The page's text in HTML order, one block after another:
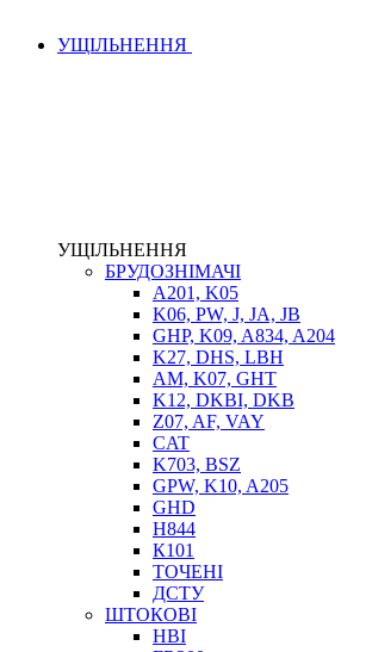
НАСОСИ-ДОЗАТОРИ
ЛЕБІДКИ
ВТУЛКИ
УЩІЛЬНЕННЯ
УЩІЛЬНЕННЯ
БРУДОЗНІМАЧІ
A201, K05
K06, PW, J, JA, JB
GHP, K09, A834, A204
K27, DHS, LBH
AM, K07, GHT
K12, DKBI, DKB
Z07, AF, VAY
CAT
K703, BSZ
GPW, K10, A205
GHD
H844
К101
ТОЧЕНІ
ДСТУ
ШТОКОВІ
HBI